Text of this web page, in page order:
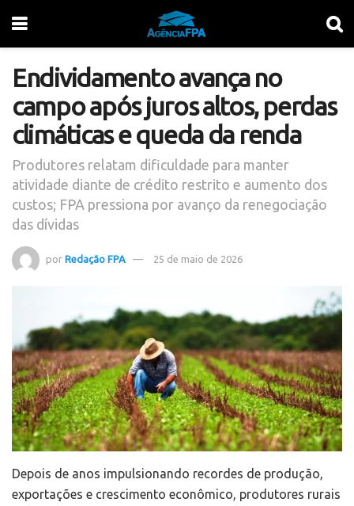
Endividamento avança no
campo após juros altos, perdas
climáticas e queda da renda
Produtores relatam dificuldade para manter
atividade diante de crédito restrito e aumento dos
custos; FPA pressiona por avanço da renegociação
das dívidas
por Redação FPA 25 de maio de 2026
Depois de anos impulsionando recordes de produção,
exportações e crescimento econômico, produtores rurais